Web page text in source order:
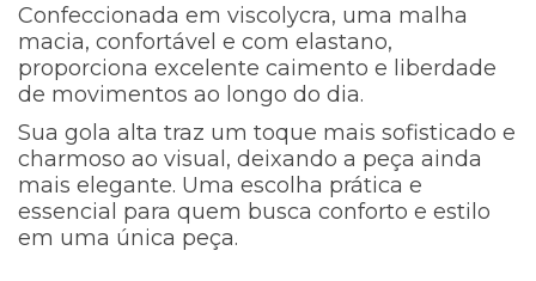
Confeccionada em viscolycra, uma malha
macia, confortável e com elastano,
proporciona excelente caimento e liberdade
de movimentos ao longo do dia.
Sua gola alta traz um toque mais sofisticado e
charmoso ao visual, deixando a peça ainda
mais elegante. Uma escolha prática e
essencial para quem busca conforto e estilo
em uma única peça.